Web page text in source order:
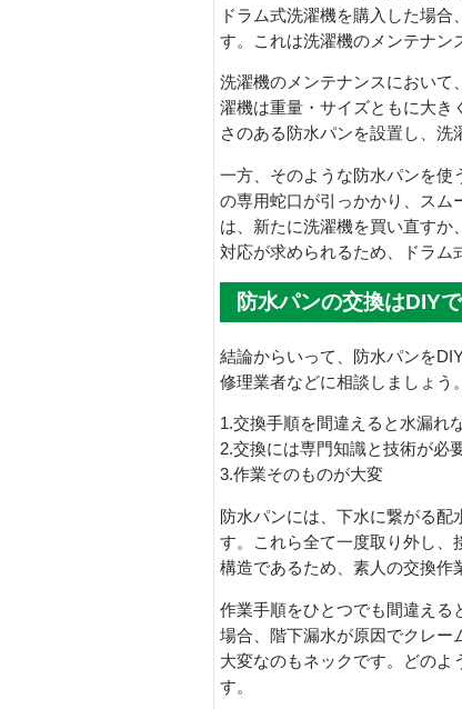
ドラム式洗濯機を購入した場
す。これは洗濯機のメンテナン
洗濯機のメンテナンスにおいて
濯機は重量・サイズともに大き
さのある防水パンを設置し、洗
一方、そのような防水パンを使
の専用蛇口が引っかかり、スム
は、新たに洗濯機を買い直すか
対応が求められるため、ドラム
防水パンの交換はDIY
結論からいって、防水パンを
修理業者などに相談しましょう
1.交換手順を間違えると水漏れ
2.交換には専門知識と技術が必
3.作業そのものが大変
防水パンには、下水に繋がる配
す。これら全て一度取り外し、
構造であるため、素人の交換作
作業手順をひとつでも間違える
場合、階下漏水が原因でクレー
大変なのもネックです。どの
す。